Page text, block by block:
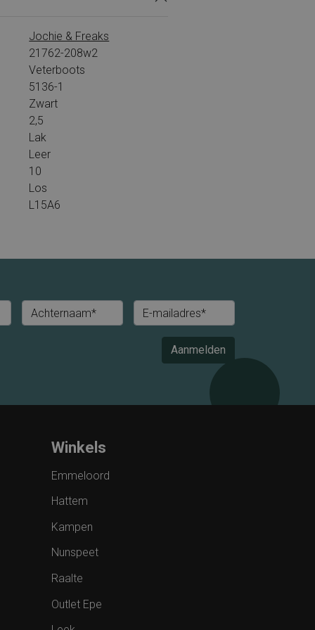
Jochie & Freaks
21762-208w2
Veterboots
5136-1
Zwart
2,5
Lak
Leer
10
Los
L15A6
Achternaam* E-mailadres*
Aanmelden
Winkels
Emmeloord
Hattem
Kampen
Nunspeet
Raalte
Outlet Epe